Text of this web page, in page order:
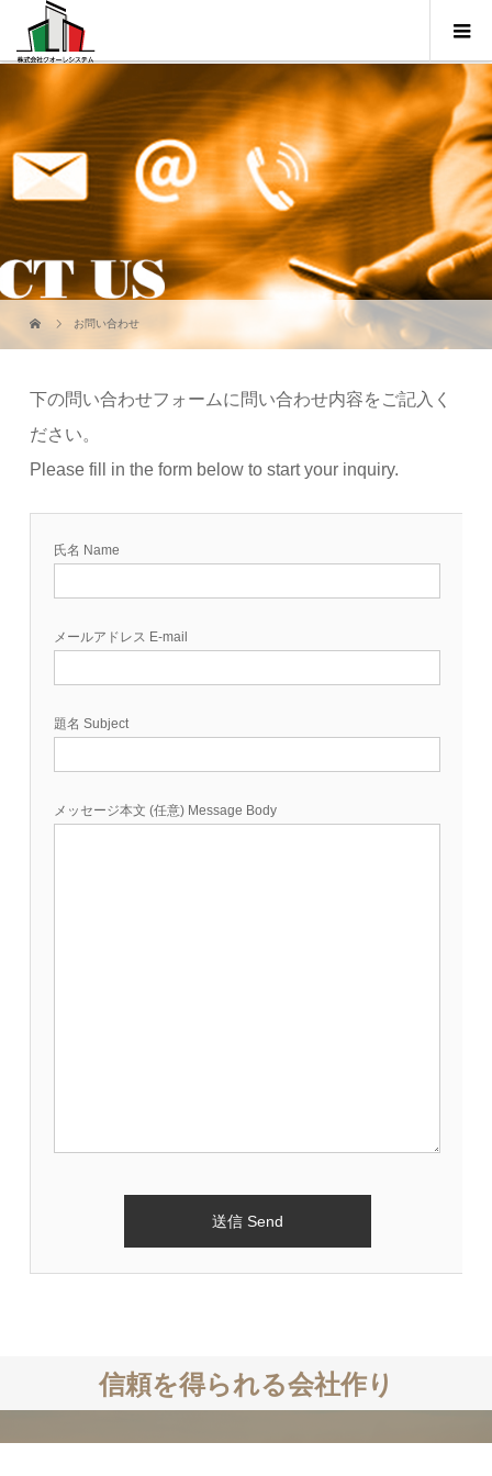
お問い合わせ
下の問い合わせフォームに問い合わせ内容をご記入く
ださい。
Please fill in the form below to start your inquiry.
氏名 Name
メールアドレス E-mail
題名 Subject
メッセージ本文 (任意) Message Body
信頼を得られる会社作り